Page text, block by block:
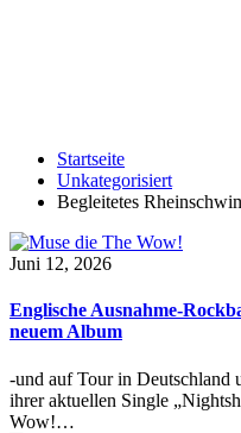
Startseite
Unkategorisiert
Begleitetes
Juni 12, 2026
Englische Ausnahme-
neuem Album
-und auf Tour in Deutschland
ihrer aktuellen Single
Wow!…